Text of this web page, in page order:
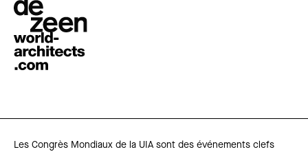
Les Congrès Mondiaux de la UIA sont des événements clefs